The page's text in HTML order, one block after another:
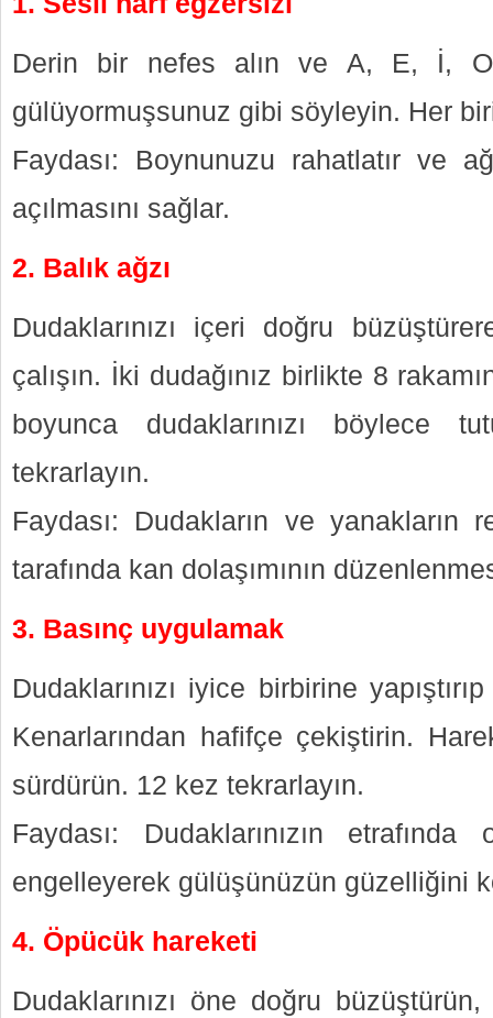
Derin bir nefes alın ve A, E, İ,
gülüyormuşsunuz gibi söyleyin. Her
Faydası: Boynunuzu rahatlatır ve
açılmasını sağlar.
2. Balık ağzı
Dudaklarınızı içeri doğru
çalışın. İki dudağınız birlikte 8
boyunca dudaklarınızı böylece
tekrarlayın.
Faydası: Dudakların ve yanakların
tarafında kan dolaşımının
3. Basınç uygulamak
Dudaklarınızı iyice birbirine
Kenarlarından hafifçe çekiştirin.
sürdürün. 12 kez tekrarlayın.
Faydası: Dudaklarınızın etrafında
engelleyerek gülüşünüzün güzelliğini
4. Öpücük hareketi
Dudaklarınızı öne doğru